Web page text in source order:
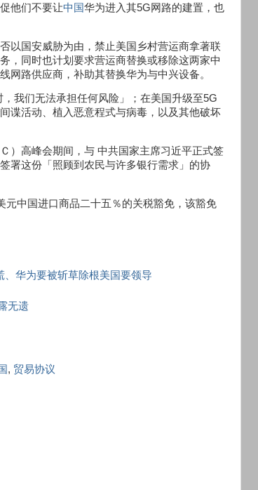
他们不要让中国华为进入其5G网路的建置，也
以国安威胁为由，禁止美国乡村营运商拿著联
，同时也计划要求营运商替换或移除这两家中
网路供应商，补助其替换华为与中兴设备。
我们无法承担任何风险」；在美国升级至5G
谍活动、植入恶意程式与病毒，以及其他破坏
）高峰会期间，与 中共国家主席习近平正式签
署这份「照顾到农民与许多银行需求」的协
中国进口商品二十五％的关税豁免，该豁免
、华为要被斩草除根美国要领导
无遗
, 贸易协议